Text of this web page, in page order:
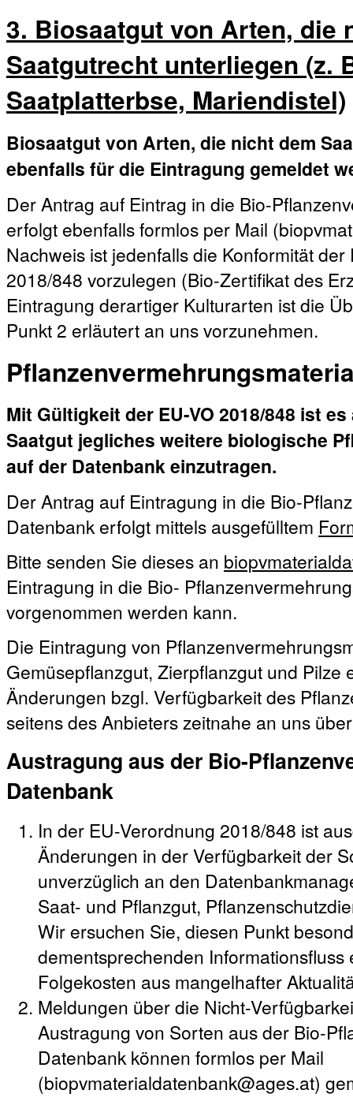
3. Biosaatgut von Arten, die
Saatgutrecht unterliegen (z.
Saatplatterbse, Mariendistel)
Biosaatgut von Arten, die nicht dem
ebenfalls für die Eintragung gemeldet
Der Antrag auf Eintrag in die Bio-
erfolgt ebenfalls formlos per Mail
Nachweis ist jedenfalls die Konformität
2018/848 vorzulegen (Bio-Zertifikat des
Eintragung derartiger Kulturarten ist die
Punkt 2 erläutert an uns vorzunehmen.
Mit Gültigkeit der EU-VO 2018/848 ist
Saatgut jegliches weitere biologische
auf der Datenbank einzutragen.
Der Antrag auf Eintragung in die Bio-
Datenbank erfolgt mittels ausgefülltem
Bitte senden Sie dieses an
Eintragung in die Bio-
vorgenommen werden kann.
Die Eintragung von
Gemüsepflanzgut, Zierpflanzgut und Pilze
Änderungen bzgl. Verfügbarkeit des
seitens des Anbieters zeitnahe an uns
Austragung aus der Bio-
Datenbank
In der EU-Verordnung 2018/848 ist
Änderungen in der Verfügbarkeit der
unverzüglich an den
Saat- und Pflanzgut,
Wir ersuchen Sie, diesen Punkt
dementsprechenden
Folgekosten aus mangelhafter
Meldungen über die Nicht-
Austragung von Sorten aus der Bio-
Datenbank können formlos per Mail
(biopvmaterialdatenbank@ages.at)